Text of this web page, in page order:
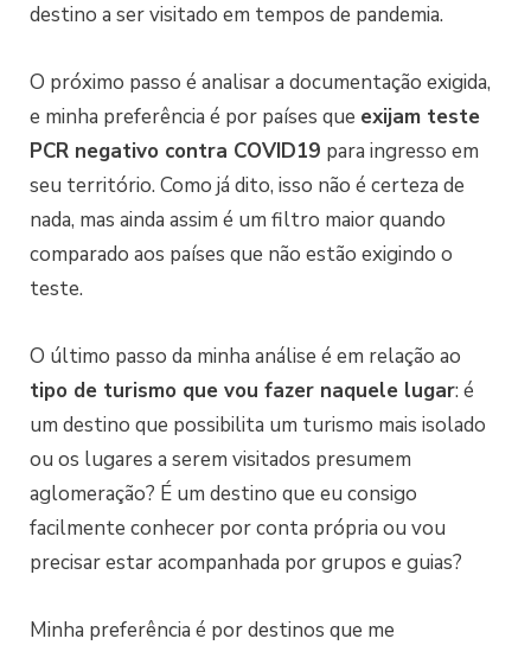
destino a ser visitado em tempos de pandemia.
O próximo passo é analisar a documentação exigida,
e minha preferência é por países que exijam teste
PCR negativo contra COVID19 para ingresso em
seu território. Como já dito, isso não é certeza de
nada, mas ainda assim é um filtro maior quando
comparado aos países que não estão exigindo o
teste.
O último passo da minha análise é em relação ao
tipo de turismo que vou fazer naquele lugar: é
um destino que possibilita um turismo mais isolado
ou os lugares a serem visitados presumem
aglomeração? É um destino que eu consigo
facilmente conhecer por conta própria ou vou
precisar estar acompanhada por grupos e guias?
Minha preferência é por destinos que me